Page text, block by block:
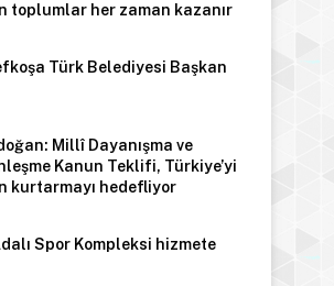
Manşet
trafik raporu: 73
toplumlar her zaman kazanır
Türk Belediyesi Başkan
Millî Dayanışma ve
Kanun Teklifi, Türkiye’yi
kurtarmayı hedefliyor
Spor Kompleksi hizmete